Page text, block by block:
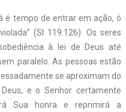
é tempo de entrar em ação, ó
(Sl 119:126). Os seres
à lei de Deus até
paralelo. As pessoas estão
se aproximam do
e o Senhor certamente
Sua honra e reprimirá a